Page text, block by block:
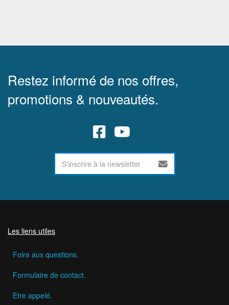
Restez informé de nos offres,
promotions & nouveautés.
Les liens utiles
Foire aux questions.
Formulaire de contact.
Etre appelé.